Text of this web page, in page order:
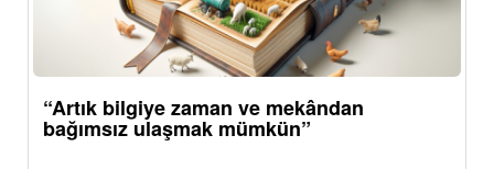
“Artık bilgiye zaman ve mekândan
bağımsız ulaşmak mümkün”